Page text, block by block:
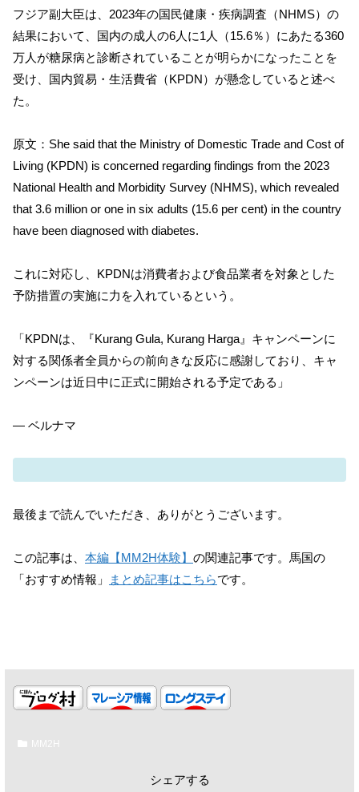
フジア副大臣は、2023年の国民健康・疾病調査（NHMS）の
結果において、国内の成人の6人に1人（15.6％）にあたる360
万人が糖尿病と診断されていることが明らかになったことを
受け、国内貿易・生活費省（KPDN）が懸念していると述べ
た。
原文：She said that the Ministry of Domestic Trade and Cost of
Living (KPDN) is concerned regarding findings from the 2023
National Health and Morbidity Survey (NHMS), which revealed
that 3.6 million or one in six adults (15.6 per cent) in the country
have been diagnosed with diabetes.
これに対応し、KPDNは消費者および食品業者を対象とした
予防措置の実施に力を入れているという。
「KPDNは、『Kurang Gula, Kurang Harga』キャンペーンに
対する関係者全員からの前向きな反応に感謝しており、キャ
ンペーンは近日中に正式に開始される予定である」
— ベルナマ
最後まで読んでいただき、ありがとうございます。
この記事は、 本編【MM2H体験】 の関連記事です。馬国の
「おすすめ情報」
まとめ記事はこちらです。
MM2H
シェアする